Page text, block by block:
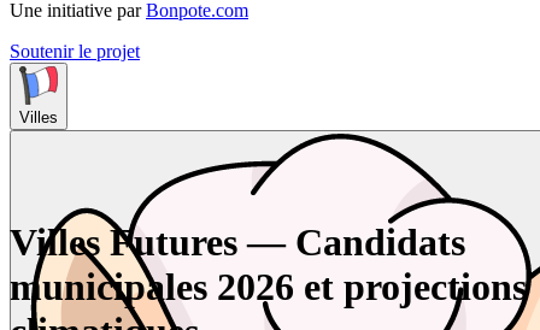
Une initiative par Bonpote.com
Soutenir le projet
Villes
Villes Futures — Candidats
municipales 2026 et projections